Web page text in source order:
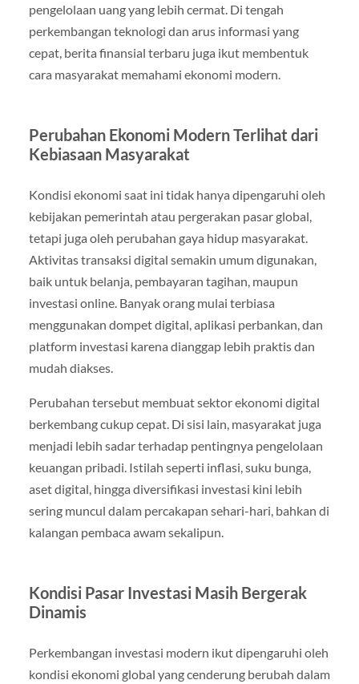
pengelolaan uang yang lebih cermat. Di tengah
perkembangan teknologi dan arus informasi yang
cepat, berita finansial terbaru juga ikut membentuk
cara masyarakat memahami ekonomi modern.
Perubahan Ekonomi Modern Terlihat dari
Kebiasaan Masyarakat
Kondisi ekonomi saat ini tidak hanya dipengaruhi oleh
kebijakan pemerintah atau pergerakan pasar global,
tetapi juga oleh perubahan gaya hidup masyarakat.
Aktivitas transaksi digital semakin umum digunakan,
baik untuk belanja, pembayaran tagihan, maupun
investasi online. Banyak orang mulai terbiasa
menggunakan dompet digital, aplikasi perbankan, dan
platform investasi karena dianggap lebih praktis dan
mudah diakses.
Perubahan tersebut membuat sektor ekonomi digital
berkembang cukup cepat. Di sisi lain, masyarakat juga
menjadi lebih sadar terhadap pentingnya pengelolaan
keuangan pribadi. Istilah seperti inflasi, suku bunga,
aset digital, hingga diversifikasi investasi kini lebih
sering muncul dalam percakapan sehari-hari, bahkan di
kalangan pembaca awam sekalipun.
Kondisi Pasar Investasi Masih Bergerak
Dinamis
Perkembangan investasi modern ikut dipengaruhi oleh
kondisi ekonomi global yang cenderung berubah dalam